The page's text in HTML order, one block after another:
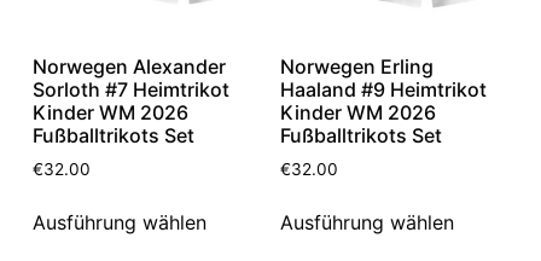
Norwegen Alexander
Sorloth #7 Heimtrikot
Kinder WM 2026
Fußballtrikots Set
€32.00
Ausführung wählen
Norwegen Erling
Haaland #9 Heimtrikot
Kinder WM 2026
Fußballtrikots Set
€32.00
Ausführung wählen